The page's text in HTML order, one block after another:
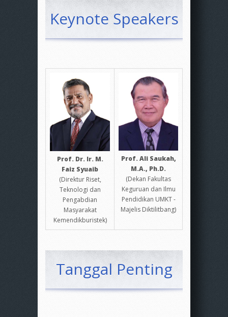
Keynote Speakers
Prof. Dr. Ir. M.
Faiz Syuaib
(Direktur Riset,
Teknologi dan
Pengabdian
Masyarakat
Kemendikburistek)
Prof. Ali Saukah,
M.A., Ph.D.
(Dekan Fakultas
Keguruan dan Ilmu
Pendidikan UMKT -
Majelis Diktilitbang)
Tanggal Penting